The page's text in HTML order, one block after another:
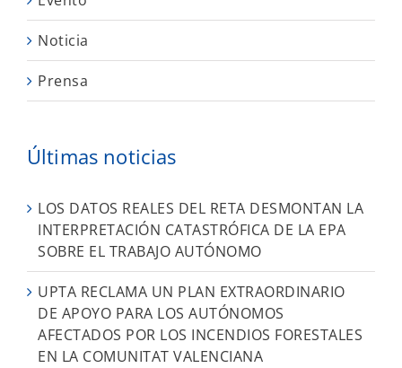
Noticia
Prensa
Últimas noticias
LOS DATOS REALES DEL RETA DESMONTAN LA
INTERPRETACIÓN CATASTRÓFICA DE LA EPA
SOBRE EL TRABAJO AUTÓNOMO
UPTA RECLAMA UN PLAN EXTRAORDINARIO
DE APOYO PARA LOS AUTÓNOMOS
AFECTADOS POR LOS INCENDIOS FORESTALES
EN LA COMUNITAT VALENCIANA